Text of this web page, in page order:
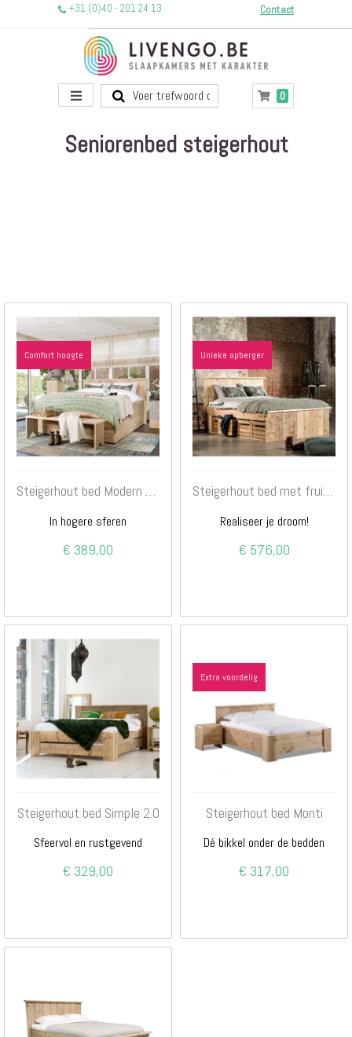
+31 (0)40 - 201 24 13 Contact
Toggle
Winkelwagen
0producten
Seniorenbed steigerhout
Comfort hoogte
Steigerhout bed Modern 3.0
In hogere sferen
€ 389,00
Unieke opberger
Steigerhout bed met fruitkistjes
Realiseer je droom!
€ 576,00
Steigerhout bed Simple 2.0
Sfeervol en rustgevend
€ 329,00
Extra voordelig
Steigerhout bed Monti
Dé bikkel onder de bedden
€ 317,00